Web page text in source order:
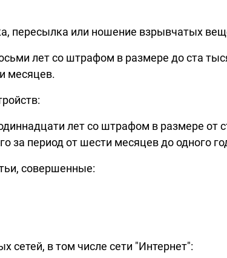
пересылка или ношение взрывчатых
лет со штрафом в размере до ста
месяцев.
лет со штрафом в размере от
за период от шести месяцев до одного
совершенные:
сетей, в том числе сети "Интернет":